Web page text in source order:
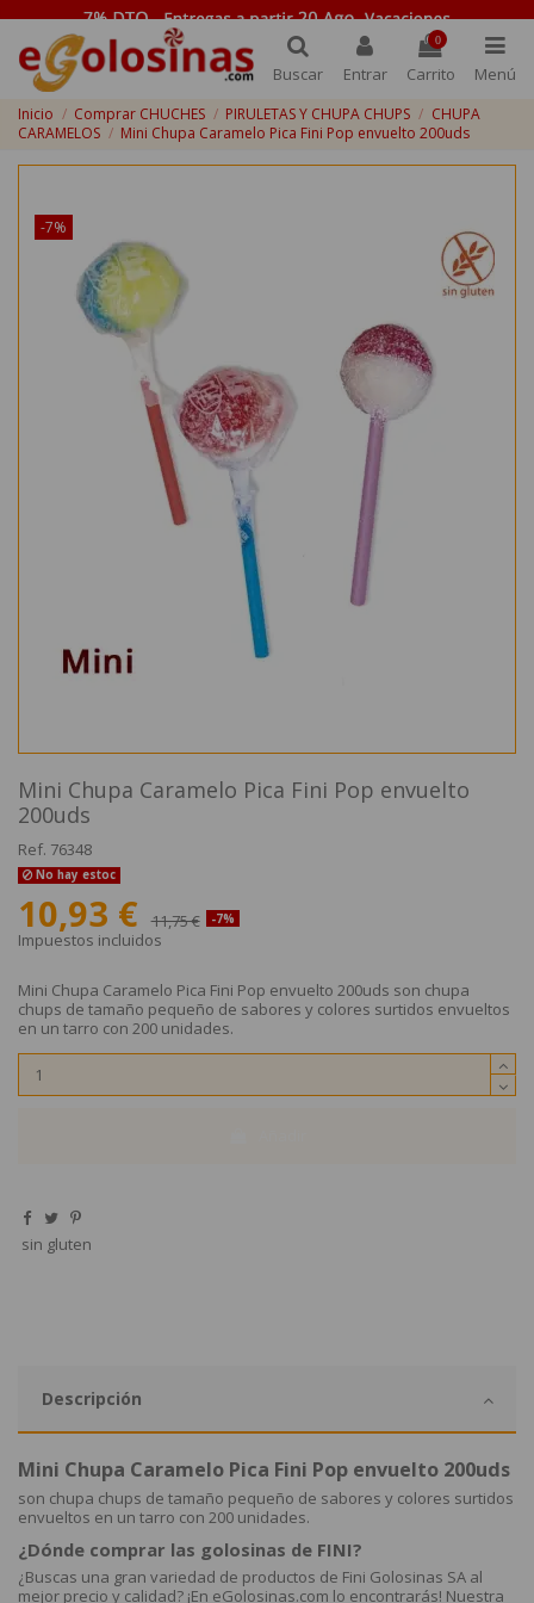
Buscar Entrar
0
Carrito Menú
Inicio Comprar CHUCHES PIRULETAS Y CHUPA CHUPS
CHUPA
CARAMELOS
Mini Chupa Caramelo Pica Fini Pop envuelto 200uds
-7%
Mini Chupa Caramelo Pica Fini Pop envuelto
200uds
Ref. 76348
No hay estoc
10,93 € 11,75 € -7%
Impuestos incluidos
Mini Chupa Caramelo Pica Fini Pop envuelto 200uds son chupa
chups de tamaño pequeño de sabores y colores surtidos envueltos
en un tarro con 200 unidades.
sin gluten
Descripción
Mini Chupa Caramelo Pica Fini Pop envuelto 200uds
son chupa chups de tamaño pequeño de sabores y colores surtidos
envueltos en un tarro con 200 unidades.
¿Dónde comprar las golosinas de FINI?
¿Buscas una gran variedad de productos de Fini Golosinas SA al
mejor precio y calidad? ¡En eGolosinas.com lo encontrarás! Nuestra